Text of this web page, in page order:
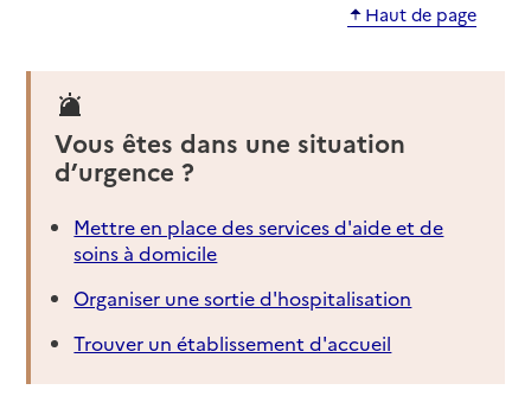
Haut de page
Vous êtes dans une situation
d’urgence ?
Mettre en place des services d'aide et de
soins à domicile
Organiser une sortie d'hospitalisation
Trouver un établissement d'accueil